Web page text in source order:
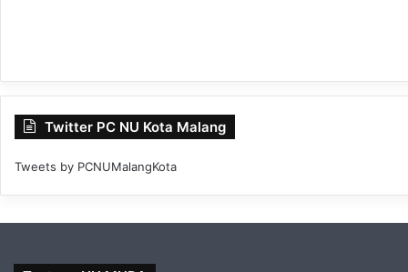
Twitter PC NU Kota Malang
Tweets by PCNUMalangKota